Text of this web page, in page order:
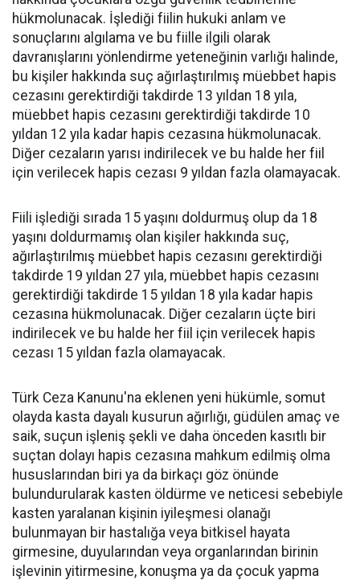
hükmolunacak. İşlediği fiilin hukuki anlam ve
sonuçlarını algılama ve bu fiille ilgili olarak
davranışlarını yönlendirme yeteneğinin varlığı halinde,
bu kişiler hakkında suç ağırlaştırılmış müebbet hapis
cezasını gerektirdiği takdirde 13 yıldan 18 yıla,
müebbet hapis cezasını gerektirdiği takdirde 10
yıldan 12 yıla kadar hapis cezasına hükmolunacak.
Diğer cezaların yarısı indirilecek ve bu halde her fiil
için verilecek hapis cezası 9 yıldan fazla olamayacak.
Fiili işlediği sırada 15 yaşını doldurmuş olup da 18
yaşını doldurmamış olan kişiler hakkında suç,
ağırlaştırılmış müebbet hapis cezasını gerektirdiği
takdirde 19 yıldan 27 yıla, müebbet hapis cezasını
gerektirdiği takdirde 15 yıldan 18 yıla kadar hapis
cezasına hükmolunacak. Diğer cezaların üçte biri
indirilecek ve bu halde her fiil için verilecek hapis
cezası 15 yıldan fazla olamayacak.
Türk Ceza Kanunu'na eklenen yeni hükümle, somut
olayda kasta dayalı kusurun ağırlığı, güdülen amaç ve
saik, suçun işleniş şekli ve daha önceden kasıtlı bir
suçtan dolayı hapis cezasına mahkum edilmiş olma
hususlarından biri ya da birkaçı göz önünde
bulundurularak kasten öldürme ve neticesi sebebiyle
kasten yaralanan kişinin iyileşmesi olanağı
bulunmayan bir hastalığa veya bitkisel hayata
girmesine, duyularından veya organlarından birinin
işlevinin yitirmesine, konuşma ya da çocuk yapma